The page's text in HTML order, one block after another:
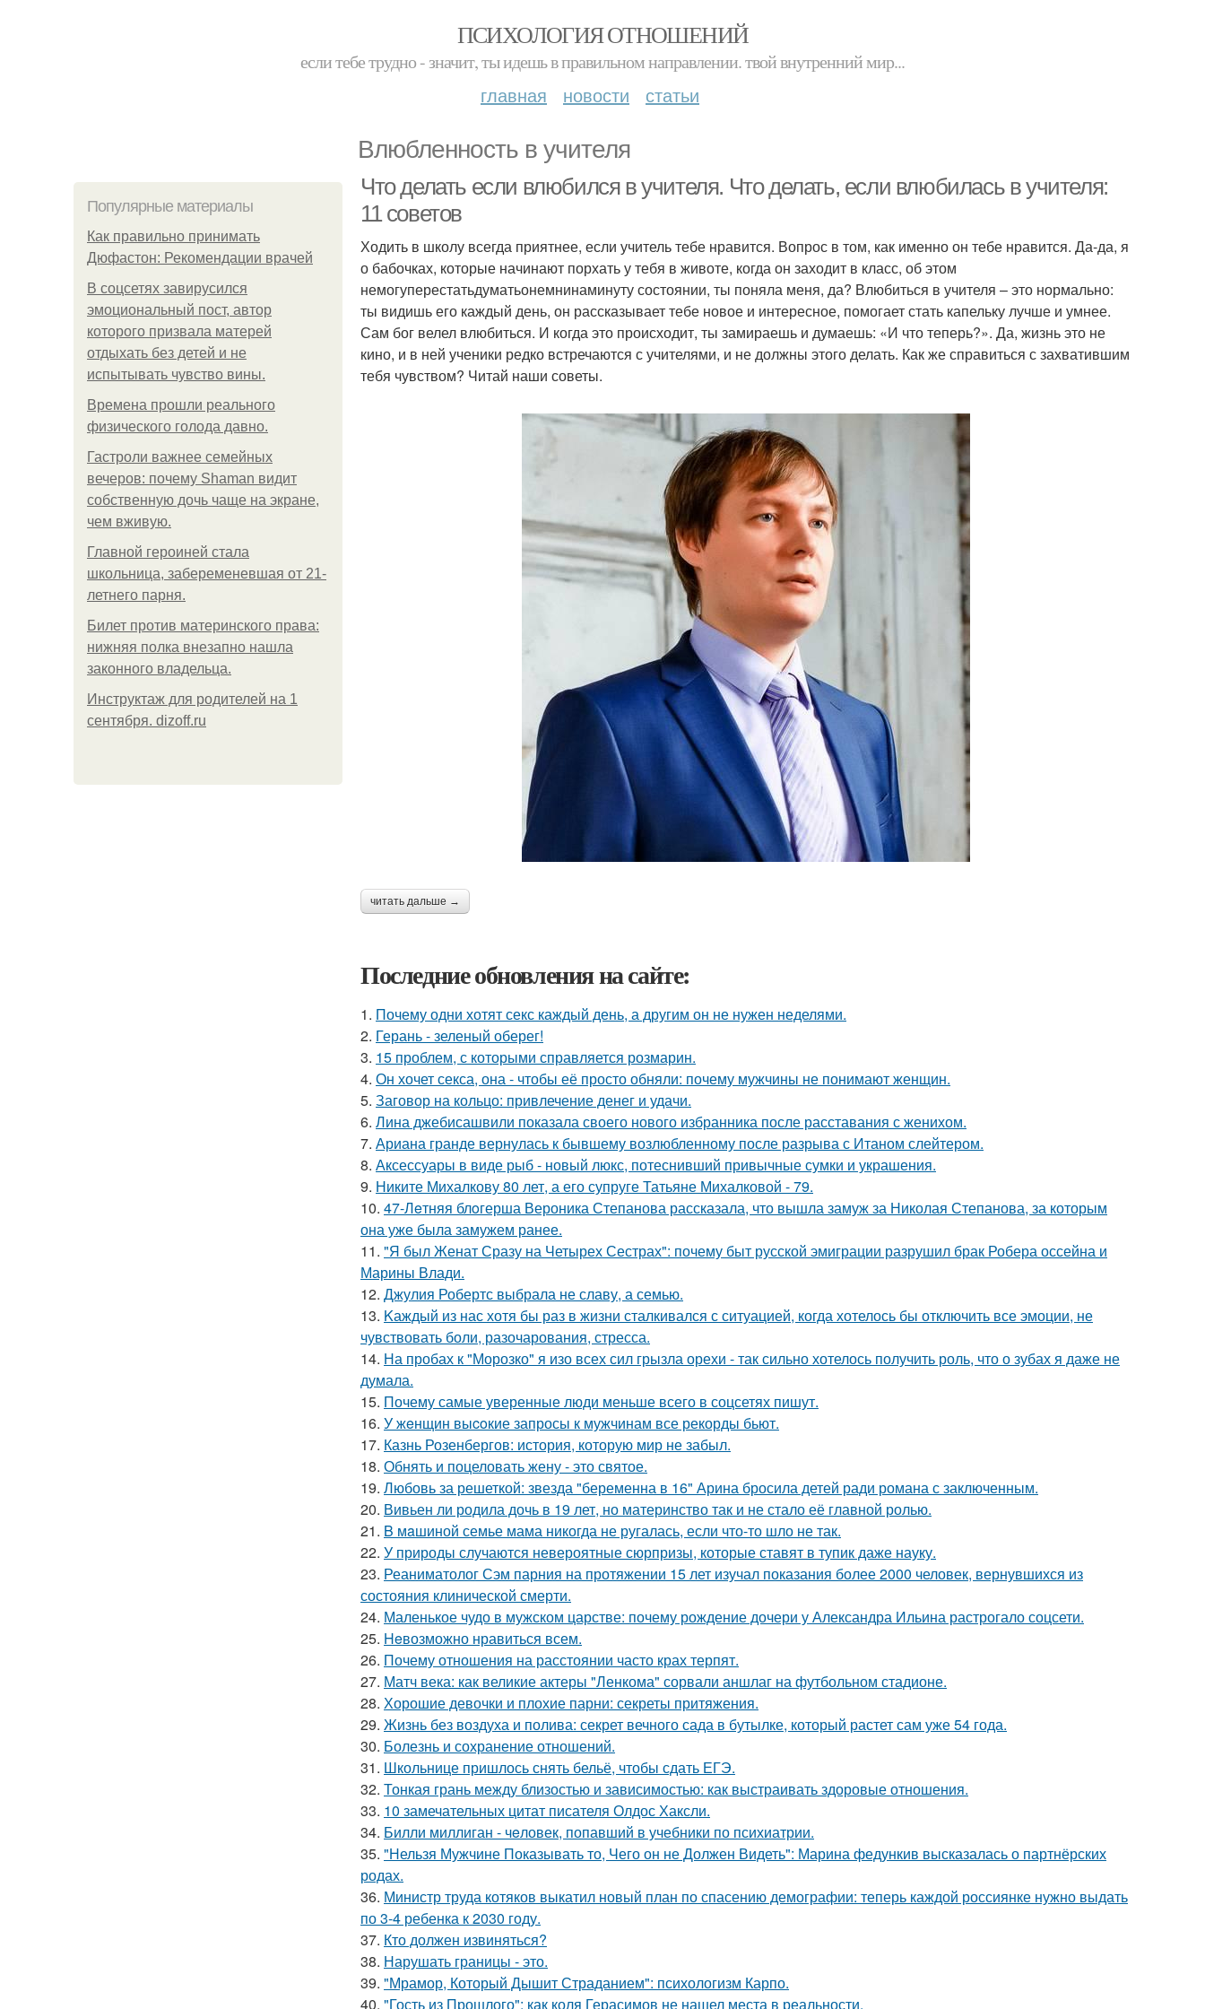
ПСИХОЛОГИЯ ОТНОШЕНИЙ
если тебе трудно - значит, ты идешь в правильном направлении. твой внутренний мир...
главная новости статьи
Влюбленность в учителя
Популярные материалы
Как правильно принимать
Дюфастон: Рекомендации врачей
В соцсетях завирусился
эмоциональный пост, автор
которого призвала матерей
отдыхать без детей и не
испытывать чувство вины.
Bpeмена прошли реального
физического голода давно.
Гастроли важнее семейных
вечеров: почему Shaman видит
собственную дочь чаще на экране,
чем вживую.
Главной героиней стала
школьница, забеременевшая от 21-
летнего парня.
Билет против материнского права:
нижняя полка внезапно нашла
законного владельца.
Инструктаж для родителей на 1
сентября. dizoff.ru
Что делать если влюбился в учителя. Что делать, если влюбилась в учителя:
11 советов
Ходить в школу всегда приятнее, если учитель тебе нравится. Вопрос в том, как именно он тебе нравится. Да-да, я
о бабочках, которые начинают порхать у тебя в животе, когда он заходит в класс, об этом
немогуперестатьдуматьонемнинаминуту состоянии, ты поняла меня, да? Влюбиться в учителя – это нормально:
ты видишь его каждый день, он рассказывает тебе новое и интересное, помогает стать капельку лучше и умнее.
Сам бог велел влюбиться. И когда это происходит, ты замираешь и думаешь: «И что теперь?». Да, жизнь это не
кино, и в ней ученики редко встречаются с учителями, и не должны этого делать. Как же справиться с захватившим
тебя чувством? Читай наши советы.
читать дальше →
Последние обновления на сайте:
1. Почему одни хотят секс каждый день, а другим он не нужен неделями.
2. Герань - зеленый оберег!
3. 15 проблем, с которыми справляется розмарин.
4. Он хочет секса, она - чтобы её просто обняли: почему мужчины не понимают женщин.
5. Заговор на кольцо: привлечение денег и удачи.
6. Лина джебисашвили показала своего нового избранника после расставания с женихом.
7. Ариана гранде вернулась к бывшему возлюбленному после разрыва с Итаном слейтером.
8. Аксессуары в виде рыб - новый люкс, потеснивший привычные сумки и украшения.
9. Никите Михалкову 80 лет, а его супруге Татьяне Михалковой - 79.
10. 47-Лeтняя блoгерша Вероника Степанова рассказала, что вышла замуж за Николая Степанова, за которым
она уже была замужем ранее.
11. "Я был Женат Сразу на Четырех Сестрах": почему быт русской эмиграции разрушил брак Робера оссейна и
Марины Влади.
12. Джулия Робертс выбрала не славу, а семью.
13. Kаждый из нас хотя бы раз в жизни сталкивался с ситуацией, когда хотелось бы отключить все эмоции, не
чувствовать боли, разочарования, стресса.
14. На пробах к "Морозко" я изо всех сил грызла орехи - так сильно хотелось получить роль, что о зубах я даже не
думала.
15. Почему самые уверенные люди меньше всего в соцсетях пишут.
16. У жeнщин выcoкие запросы к мужчинам все рекорды бьют.
17. Казнь Розенбергов: история, которую мир не забыл.
18. Обнять и поцеловать жену - это святое.
19. Любовь за решеткой: звезда "беременна в 16" Арина бросила детей ради романа с заключенным.
20. Вивьен ли родила дочь в 19 лет, но материнство так и не стало её главной ролью.
21. B мaшиной семье мама никогда не ругалась, если что-то шло не так.
22. У природы случаются невероятные сюрпризы, которые ставят в тупик даже науку.
23. Реаниматолог Сэм парния на протяжении 15 лет изучал показания более 2000 человек, вернувшихся из
состояния клинической смерти.
24. Маленькое чудо в мужском царстве: почему рождение дочери у Александра Ильина растрогало соцсети.
25. Heвозможно нравиться всем.
26. Почему отношения на расстоянии часто крах терпят.
27. Матч века: как великие актеры "Ленкома" сорвали аншлаг на футбольном стадионе.
28. Хорошие девочки и плохие парни: секреты притяжения.
29. Жизнь без воздуха и полива: секрет вечного сада в бутылке, который растет сам уже 54 года.
30. Болезнь и сохранение отношений.
31. Школьнице пришлось снять бельё, чтобы сдать ЕГЭ.
32. Тонкая грань между близостью и зависимостью: как выстраивать здоровые отношения.
33. 10 замечательных цитат писателя Олдос Хаксли.
34. Билли миллиган - чeловек, попавший в учебники по психиатрии.
35. "Нельзя Мужчине Показывать то, Чего он не Должен Видеть": Марина федункив высказалась о партнёрских
родах.
36. Министр труда котяков выкатил новый план по спасению демографии: теперь каждой россиянке нужно выдать
по 3-4 ребенка к 2030 году.
37. Кто должен извиняться?
38. Нарушать границы - это.
39. "Мрамор, Который Дышит Страданием": психологизм Карпо.
40. "Гость из Прошлого": как коля Герасимов не нашел места в реальности.